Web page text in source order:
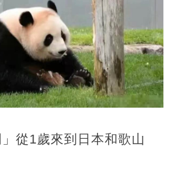
從1歲來到日本和歌山